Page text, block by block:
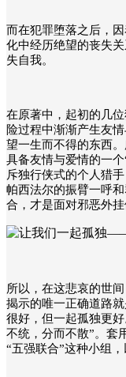
而在犯罪堕落之后，
化中经历绝望的丧失
失自我。
在原著中，起初的几
险过程中渐渐产生友
望一生而不得的东西
具备友情与爱情的一
斥独行侠式的个人猎
帕西法尔的振臂一呼
合，才是面对邪恶外挂
所以，在这悲哀的世
揭示的唯一正确道路就
很好，但一起孤独更
不统，分而不散”。套
“五强联合”这种小组，